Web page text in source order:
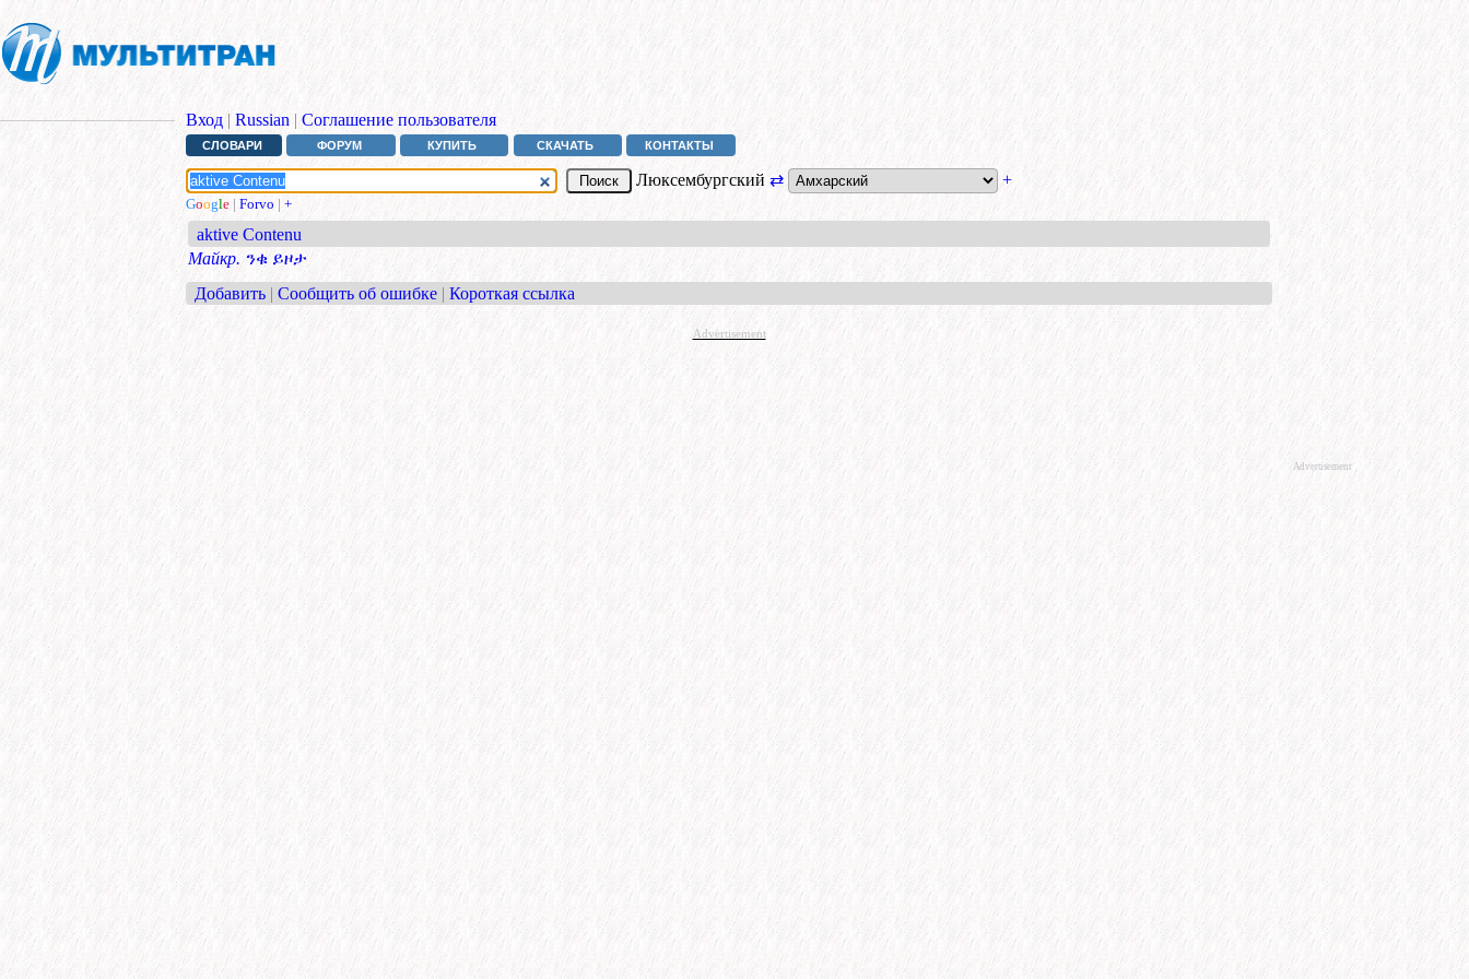
Вход | Russian | Соглашение пользователя
СЛОВАРИ ФОРУМ КУПИТЬ СКАЧАТЬ КОНТАКТЫ
Люксембургский ⇄ +
Google | Forvo | +
aktive Contenu
Майкр. ንቁ ይዞታ
Добавить | Сообщить об ошибке | Короткая ссылка
Advertisement
Advertisement